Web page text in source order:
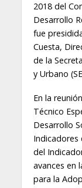
2018 del
Desarrollo
fue
Cuesta,
de la
y Urbano
En la
Técnico
Desarrollo
Indicadores
del
avances en
para la